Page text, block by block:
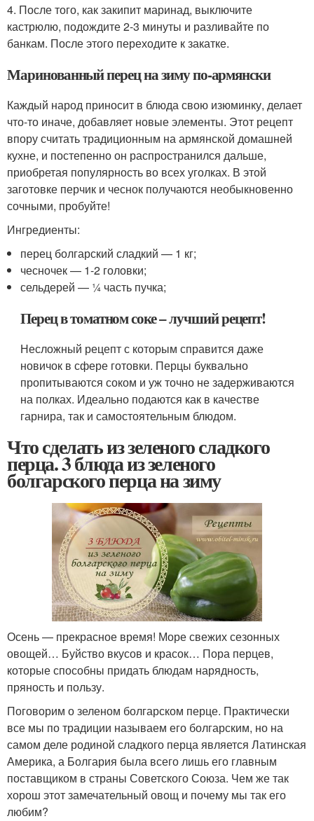
4. После того, как закипит маринад, выключите
кастрюлю, подождите 2-3 минуты и разливайте по
банкам. После этого переходите к закатке.
Маринованный перец на зиму по-армянски
Каждый народ приносит в блюда свою изюминку, делает
что-то иначе, добавляет новые элементы. Этот рецепт
впору считать традиционным на армянской домашней
кухне, и постепенно он распространился дальше,
приобретая популярность во всех уголках. В этой
заготовке перчик и чеснок получаются необыкновенно
сочными, пробуйте!
Ингредиенты:
перец болгарский сладкий — 1 кг;
чесночек — 1-2 головки;
сельдерей — 1⁄4 часть пучка;
Перец в томатном соке – лучший рецепт!
Несложный рецепт с которым справится даже
новичок в сфере готовки. Перцы буквально
пропитываются соком и уж точно не задерживаются
на полках. Идеально подаются как в качестве
гарнира, так и самостоятельным блюдом.
Что сделать из зеленого сладкого
перца. 3 блюда из зеленого
болгарского перца на зиму
Осень — прекрасное время! Море свежих сезонных
овощей… Буйство вкусов и красок… Пора перцев,
которые способны придать блюдам нарядность,
пряность и пользу.
Поговорим о зеленом болгарском перце. Практически
все мы по традиции называем его болгарским, но на
самом деле родиной сладкого перца является Латинская
Америка, а Болгария была всего лишь его главным
поставщиком в страны Советского Союза. Чем же так
хорош этот замечательный овощ и почему мы так его
любим?